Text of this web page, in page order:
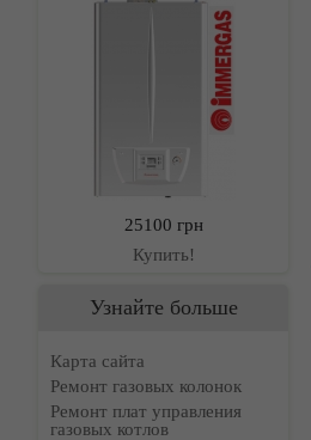
25100 грн
Купить!
Узнайте больше
Карта сайта
Ремонт газовых колонок
Ремонт плат управления
газовых котлов